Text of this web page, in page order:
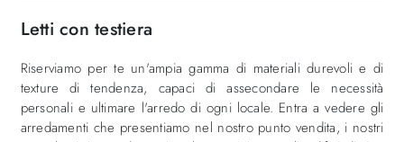
Letti con testiera
Riserviamo per te un'ampia gamma di materiali durevoli e di
texture di tendenza, capaci di assecondare le necessità
personali e ultimare l'arredo di ogni locale. Entra a vedere gli
arredamenti che presentiamo nel nostro punto vendita, i nostri